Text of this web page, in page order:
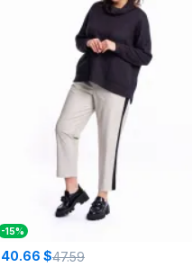
-15%
40.66 $47.59